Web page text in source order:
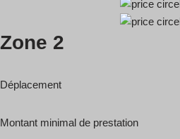
Zone 2
Déplacement
Montant minimal de prestation